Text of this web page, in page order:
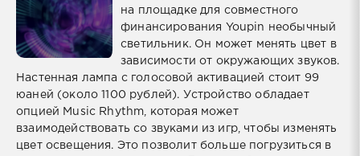
на площадке для совместного
финансирования Youpin необычный
светильник. Он может менять цвет в
зависимости от окружающих звуков.
Настенная лампа с голосовой активацией стоит 99
юаней (около 1100 рублей). Устройство обладает
опцией Music Rhythm, которая может
взаимодействовать со звуками из игр, чтобы изменять
цвет освещения. Это позволит больше погрузиться в